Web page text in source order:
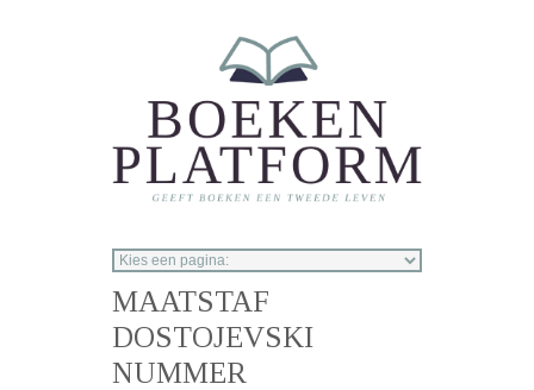
MAATSTAF
DOSTOJEVSKI
NUMMER